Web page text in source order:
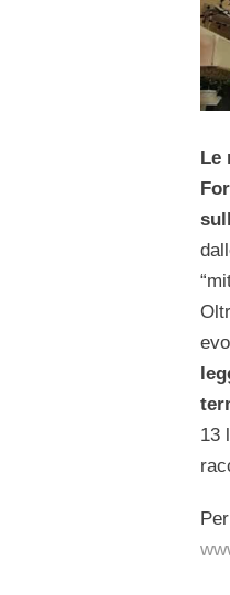
Le
13